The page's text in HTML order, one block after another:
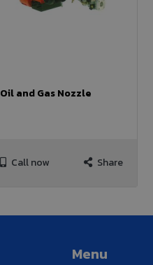
Oil and Gas Nozzle
Call now Share
Menu